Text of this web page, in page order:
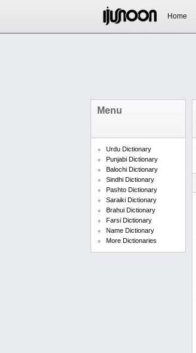
Home
Menu
Urdu Dictionary
Punjabi Dictionary
Balochi Dictionary
Sindhi Dictionary
Pashto Dictionary
Saraiki Dictionary
Brahui Dictionary
Farsi Dictionary
Name Dictionary
More Dictionaries